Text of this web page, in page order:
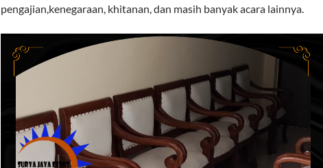
pengajian,kenegaraan, khitanan, dan masih banyak acara lainnya.